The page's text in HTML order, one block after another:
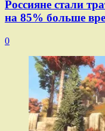
Россияне стали
на 85% больше
0